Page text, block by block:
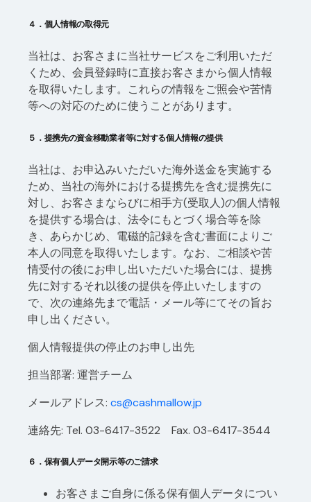
４．個人情報の取得元
当社は、お客さまに当社サービスをご利用いただ
くため、会員登録時に直接お客さまから個人情報
を取得いたします。これらの情報をご照会や苦情
等への対応のために使うことがあります。
５．提携先の資金移動業者等に対する個人情報の提供
当社は、お申込みいただいた海外送金を実施する
ため、当社の海外における提携先を含む提携先に
対し、お客さまならびに相手方(受取人)の個人情報
を提供する場合は、法令にもとづく場合等を除
き、あらかじめ、電磁的記録を含む書面によりご
本人の同意を取得いたします。なお、ご相談や苦
情受付の後にお申し出いただいた場合には、提携
先に対するそれ以後の提供を停止いたしますの
で、次の連絡先まで電話・メール等にてその旨お
申し出ください。
個人情報提供の停止のお申し出先
担当部署: 運営チーム
メールアドレス:cs@cashmallow.jp
連絡先: Tel. 03-6417-3522 Fax. 03-6417-3544
６．保有個人データ開示等のご請求
お客さまご自身に係る保有個人データについ